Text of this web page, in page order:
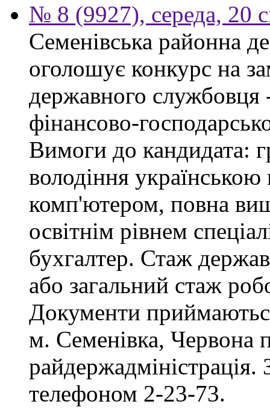
№ 8 (9927), середа, 20
Семенівська районна
оголошує конкурс на
державного службовця
фінансово-
Вимоги до кандидата:
володіння
комп'ютером, повна
освітнім рівнем
бухгалтер. Стаж
або загальний стаж
Документи
м. Семенівка, Червона
райдержадміністрація.
телефоном 2-23-73.